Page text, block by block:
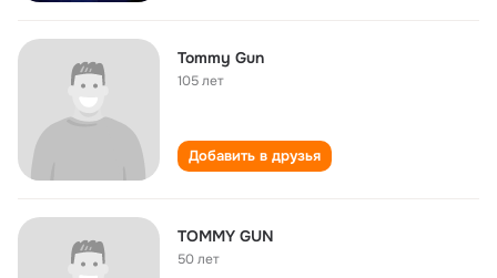
Tommy Gun
105 лет
Добавить в друзья
TOMMY GUN
50 лет